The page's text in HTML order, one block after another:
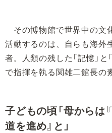
その博物館で世界中の文
活動するのは、自らも海外
者。人類の残した「記憶」
で指揮を執る関雄二館長の
子どもの頃「母からは
道を進め』と」